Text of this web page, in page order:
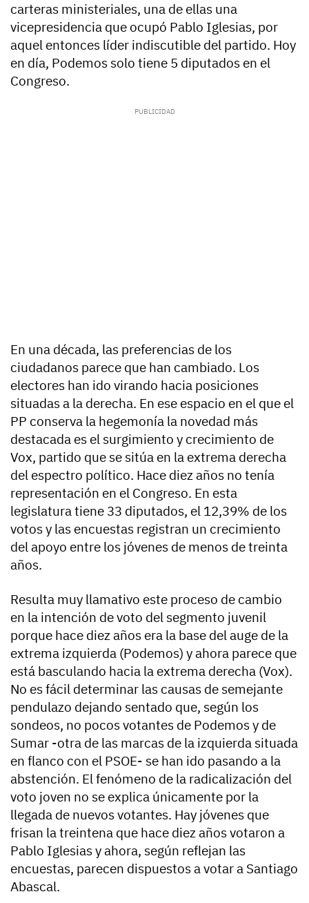
carteras ministeriales, una de ellas una
vicepresidencia que ocupó Pablo Iglesias, por
aquel entonces líder indiscutible del partido. Hoy
en día, Podemos solo tiene 5 diputados en el
Congreso.
En una década, las preferencias de los
ciudadanos parece que han cambiado. Los
electores han ido virando hacia posiciones
situadas a la derecha. En ese espacio en el que el
PP conserva la hegemonía la novedad más
destacada es el surgimiento y crecimiento de
Vox, partido que se sitúa en la extrema derecha
del espectro político. Hace diez años no tenía
representación en el Congreso. En esta
legislatura tiene 33 diputados, el 12,39% de los
votos y las encuestas registran un crecimiento
del apoyo entre los jóvenes de menos de treinta
años.
Resulta muy llamativo este proceso de cambio
en la intención de voto del segmento juvenil
porque hace diez años era la base del auge de la
extrema izquierda (Podemos) y ahora parece que
está basculando hacia la extrema derecha (Vox).
No es fácil determinar las causas de semejante
pendulazo dejando sentado que, según los
sondeos, no pocos votantes de Podemos y de
Sumar -otra de las marcas de la izquierda situada
en flanco con el PSOE- se han ido pasando a la
abstención. El fenómeno de la radicalización del
voto joven no se explica únicamente por la
llegada de nuevos votantes. Hay jóvenes que
frisan la treintena que hace diez años votaron a
Pablo Iglesias y ahora, según reflejan las
encuestas, parecen dispuestos a votar a Santiago
Abascal.